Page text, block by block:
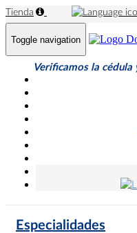
Tienda
Toggle navigation
Verificamos la
Especialidades